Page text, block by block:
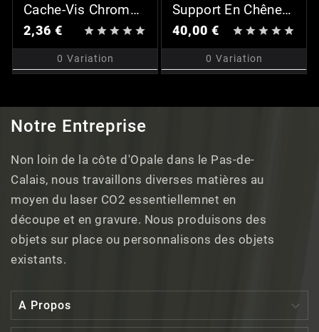
Cache-Vis Chromé
(x2)
2,36 €     
0 Variation
Support En Chêne
Pour Plaque P24
40,00 €     
0 Variation
Notre Entreprise
Non loin de la côte d'Opale dans le Pas-de-
Calais, nous travaillons diverses matières au
moyen du laser CO2 essentiellemnet en
découpe et en gravure. Nous produisons des
objets sur place ou personnalisons des objets
existants.
A Propos 